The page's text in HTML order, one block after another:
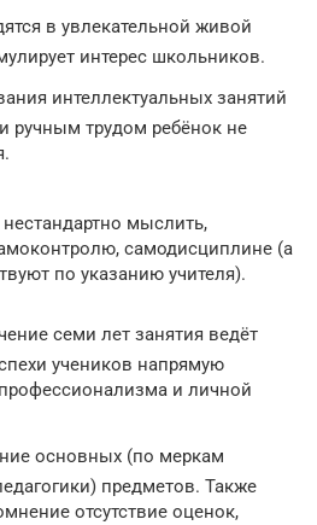
в увлекательной живой
интерес школьников.
интеллектуальных занятий
ручным трудом ребёнок не
нестандартно мыслить,
самодисциплине (а
по указанию учителя).
семи лет занятия ведёт
учеников напрямую
и личной
основных (по меркам
предметов. Также
отсутствие оценок,